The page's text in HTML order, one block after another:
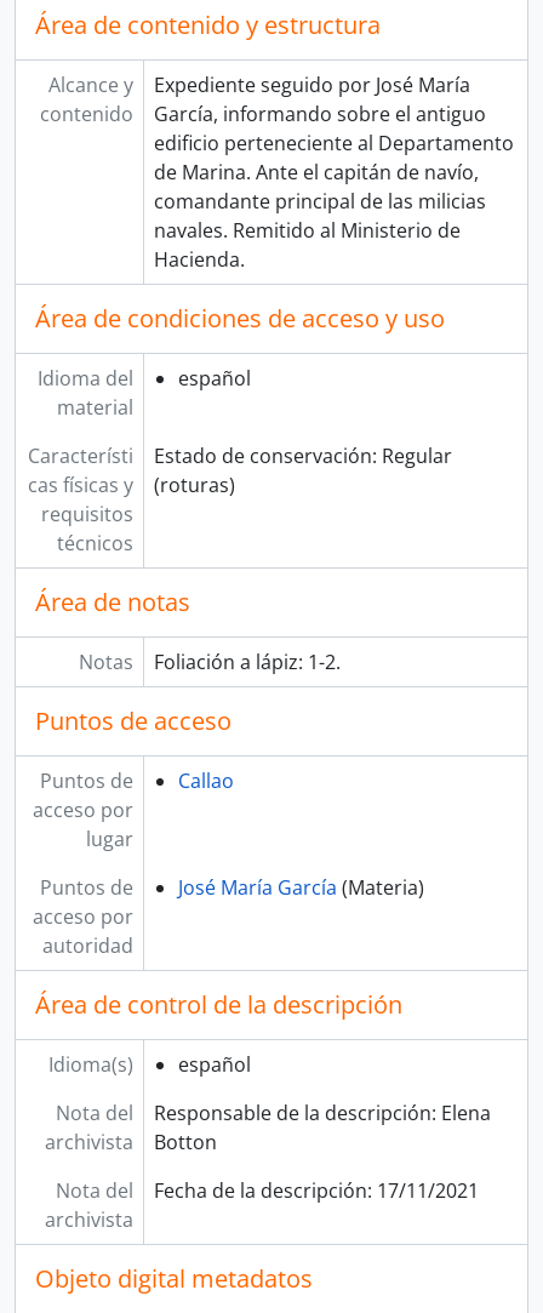
Área de contenido y estructura
Alcance y
contenido
Expediente seguido por José María
García, informando sobre el antiguo
edificio perteneciente al Departamento
de Marina. Ante el capitán de navío,
comandante principal de las milicias
navales. Remitido al Ministerio de
Hacienda.
Área de condiciones de acceso y uso
Idioma del
material
español
Característi
cas físicas y
requisitos
técnicos
Estado de conservación: Regular
(roturas)
Área de notas
Notas Foliación a lápiz: 1-2.
Puntos de acceso
Puntos de
acceso por
lugar
Callao
Puntos de
acceso por
autoridad
José María García (Materia)
Área de control de la descripción
Idioma(s)
español
Nota del
archivista
Responsable de la descripción: Elena
Botton
Nota del
archivista
Fecha de la descripción: 17/11/2021
Objeto digital metadatos